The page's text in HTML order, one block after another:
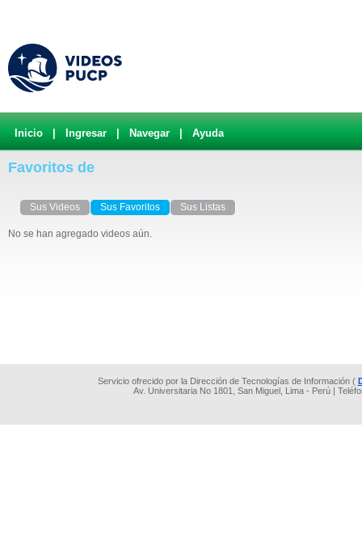
Inicio Ingresar Navegar Ayuda
Favoritos de
Sus Videos Sus Favoritos Sus Listas
No se han agregado videos aún.
Servicio ofrecido por la Dirección de Tecnologías de Información (
Av. Universitaria No 1801, San Miguel, Lima - Perú |